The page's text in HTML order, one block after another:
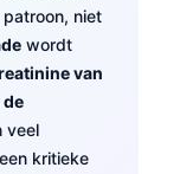
niet
wordt
van
de
veel
kritieke